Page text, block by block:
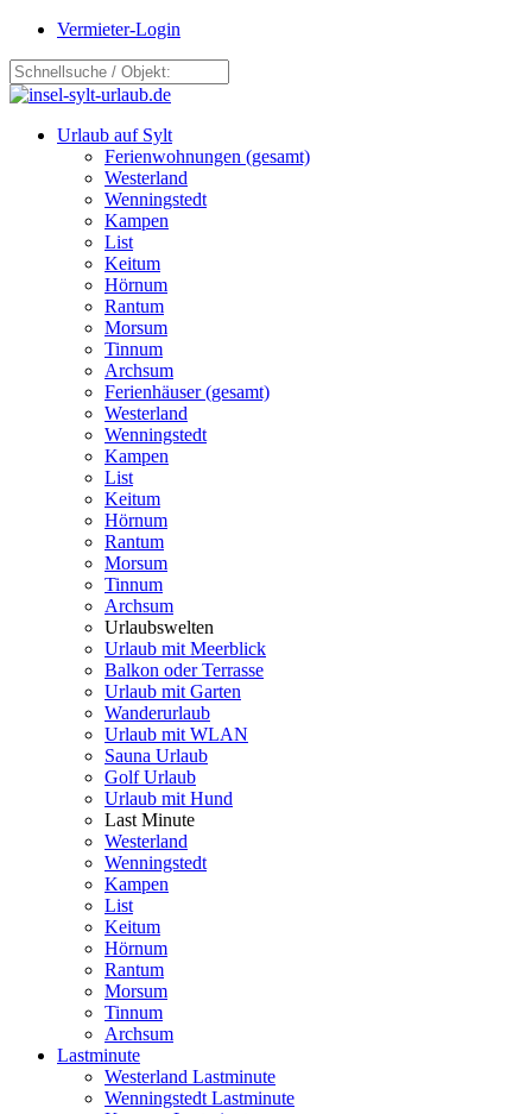
Vermieter-Login
Urlaub auf Sylt
Ferienwohnungen (gesamt)
Westerland
Wenningstedt
Kampen
List
Keitum
Hörnum
Rantum
Morsum
Tinnum
Archsum
Ferienhäuser (gesamt)
Westerland
Wenningstedt
Kampen
List
Keitum
Hörnum
Rantum
Morsum
Tinnum
Archsum
Urlaubswelten
Urlaub mit Meerblick
Balkon oder Terrasse
Urlaub mit Garten
Wanderurlaub
Urlaub mit WLAN
Sauna Urlaub
Golf Urlaub
Urlaub mit Hund
Last Minute
Westerland
Wenningstedt
Kampen
List
Keitum
Hörnum
Rantum
Morsum
Tinnum
Archsum
Lastminute
Westerland Lastminute
Wenningstedt Lastminute